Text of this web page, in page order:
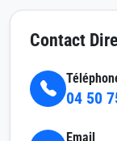
Contact
04 50
Email